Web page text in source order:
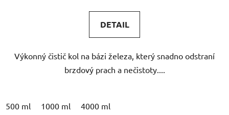
5,0
z
hvězdiček.
DETAIL
Výkonný čistič kol na bázi železa, který snadno odstraní
brzdový prach a nečistoty....
500 ml 1000 ml 4000 ml